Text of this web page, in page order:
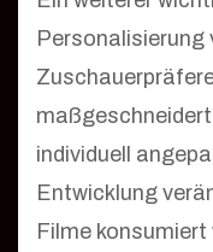
Personalisierung
individuell
Entwicklung
Filme konsumiert